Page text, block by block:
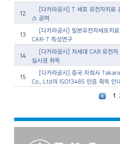
12
[다카라공시] T 세포 유전자치료
스 공여
13
[다카라공시] 일본유전자세포치
CAR-T 특성연구
14
[다카라공시] 차세대 CAR 유전자
실시권 취득
15
[다카라공시] 중국 자회사
Co., Ltd의 ISO13485 인증 획득 안
1